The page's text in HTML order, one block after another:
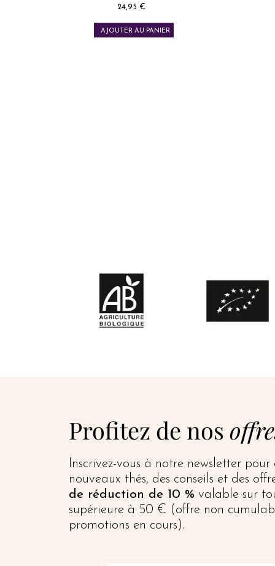
Prix
24,95 €
AJOUTER AU PANIER
Profitez de nos
Inscrivez-vous à notre newsletter
nouveaux thés, des conseils et des
de réduction de 10 % valable sur
supérieure à 50 € (offre non
promotions en cours).